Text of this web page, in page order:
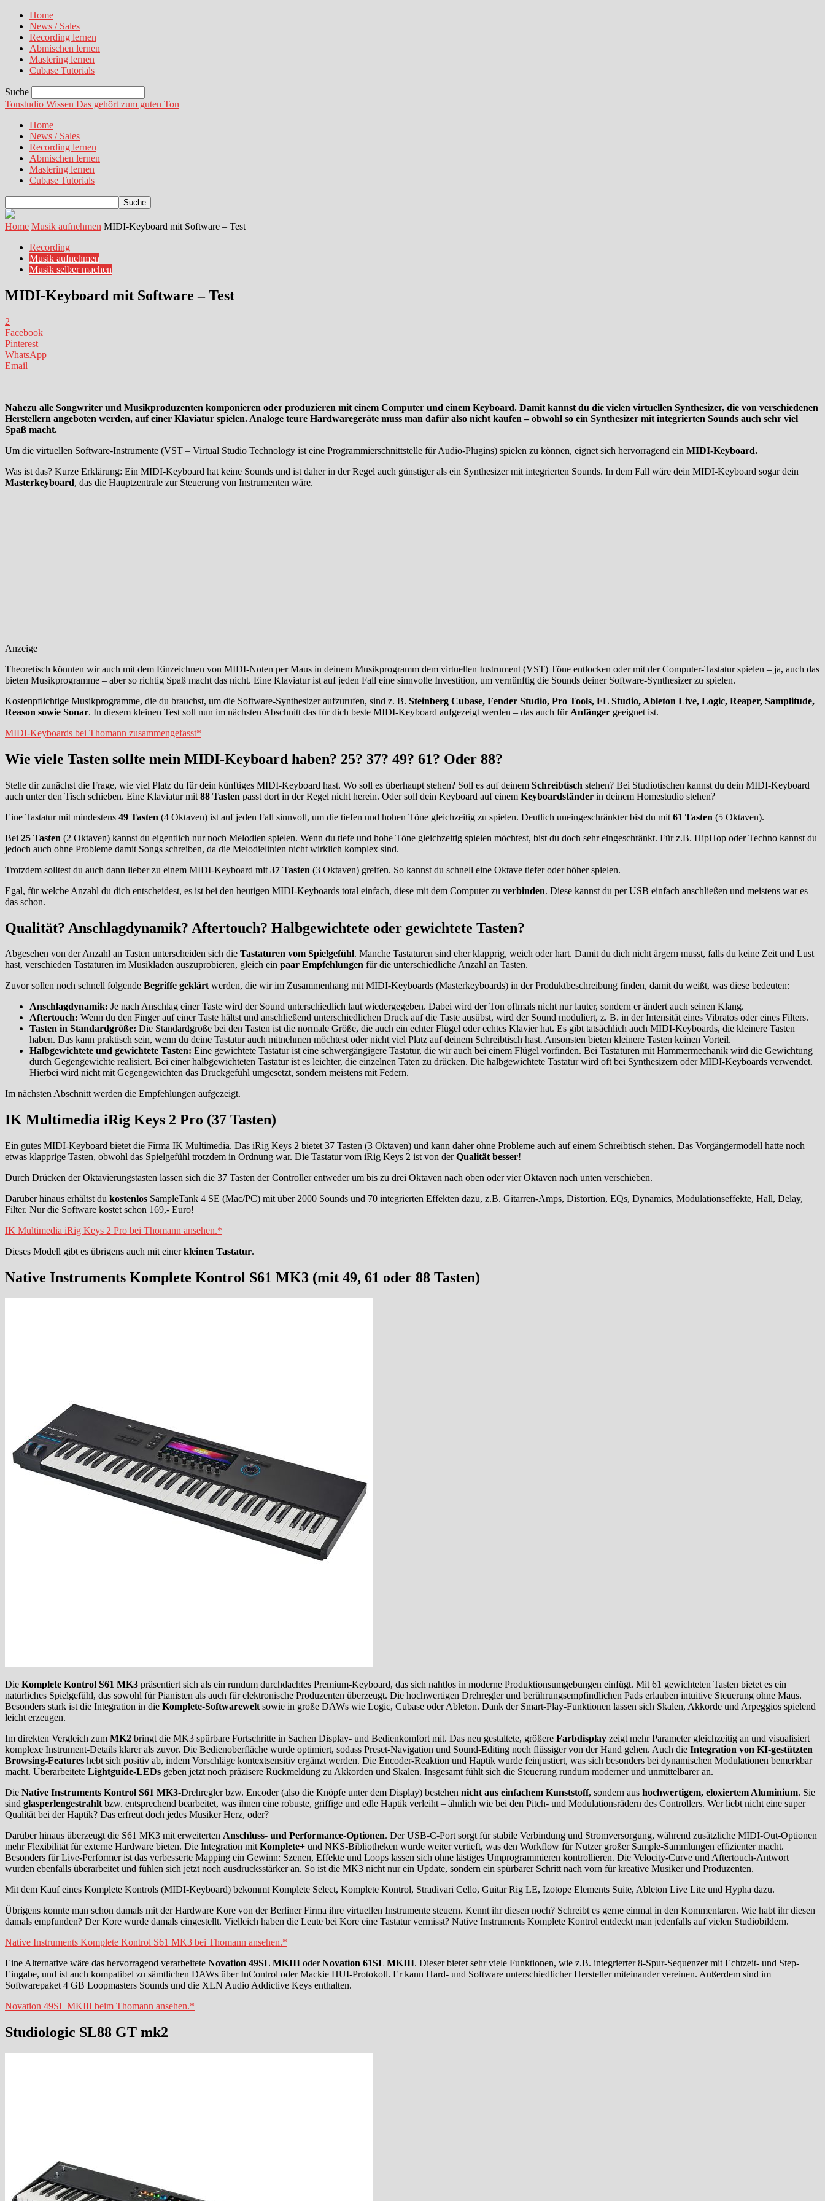
Home
News / Sales
Recording lernen
Abmischen lernen
Mastering lernen
Cubase Tutorials
Suche
Tonstudio Wissen Das gehört zum guten Ton
Home
News / Sales
Recording lernen
Abmischen lernen
Mastering lernen
Cubase Tutorials
Home Musik aufnehmen MIDI-Keyboard mit Software – Test
Recording
Musik aufnehmen
Musik selber machen
MIDI-Keyboard mit Software – Test
2
Facebook
Pinterest
WhatsApp
Email
Nahezu alle Songwriter und Musikproduzenten komponieren oder produzieren mit einem Computer und einem Keyboard. Damit kannst du die vielen virtuellen Synthesizer, die von verschiedenen
Herstellern angeboten werden, auf einer Klaviatur spielen. Analoge teure Hardwaregeräte muss man dafür also nicht kaufen – obwohl so ein Synthesizer mit integrierten Sounds auch sehr viel
Spaß macht.
Um die virtuellen Software-Instrumente (VST – Virtual Studio Technology ist eine Programmierschnittstelle für Audio-Plugins) spielen zu können, eignet sich hervorragend ein MIDI-Keyboard.
Was ist das? Kurze Erklärung: Ein MIDI-Keyboard hat keine Sounds und ist daher in der Regel auch günstiger als ein Synthesizer mit integrierten Sounds. In dem Fall wäre dein MIDI-Keyboard sogar dein
Masterkeyboard, das die Hauptzentrale zur Steuerung von Instrumenten wäre.
Anzeige
Theoretisch könnten wir auch mit dem Einzeichnen von MIDI-Noten per Maus in deinem Musikprogramm dem virtuellen Instrument (VST) Töne entlocken oder mit der Computer-Tastatur spielen – ja, auch das
bieten Musikprogramme – aber so richtig Spaß macht das nicht. Eine Klaviatur ist auf jeden Fall eine sinnvolle Investition, um vernünftig die Sounds deiner Software-Synthesizer zu spielen.
Kostenpflichtige Musikprogramme, die du brauchst, um die Software-Synthesizer aufzurufen, sind z. B. Steinberg Cubase, Fender Studio, Pro Tools, FL Studio, Ableton Live, Logic, Reaper, Samplitude,
Reason sowie Sonar. In diesem kleinen Test soll nun im nächsten Abschnitt das für dich beste MIDI-Keyboard aufgezeigt werden – das auch für Anfänger geeignet ist.
MIDI-Keyboards bei Thomann zusammengefasst*
Wie viele Tasten sollte mein MIDI-Keyboard haben? 25? 37? 49? 61? Oder 88?
Stelle dir zunächst die Frage, wie viel Platz du für dein künftiges MIDI-Keyboard hast. Wo soll es überhaupt stehen? Soll es auf deinem Schreibtisch stehen? Bei Studiotischen kannst du dein MIDI-Keyboard
auch unter den Tisch schieben. Eine Klaviatur mit 88 Tasten passt dort in der Regel nicht herein. Oder soll dein Keyboard auf einem Keyboardständer in deinem Homestudio stehen?
Eine Tastatur mit mindestens 49 Tasten (4 Oktaven) ist auf jeden Fall sinnvoll, um die tiefen und hohen Töne gleichzeitig zu spielen. Deutlich uneingeschränkter bist du mit 61 Tasten (5 Oktaven).
Bei 25 Tasten (2 Oktaven) kannst du eigentlich nur noch Melodien spielen. Wenn du tiefe und hohe Töne gleichzeitig spielen möchtest, bist du doch sehr eingeschränkt. Für z.B. HipHop oder Techno kannst du
jedoch auch ohne Probleme damit Songs schreiben, da die Melodielinien nicht wirklich komplex sind.
Trotzdem solltest du auch dann lieber zu einem MIDI-Keyboard mit 37 Tasten (3 Oktaven) greifen. So kannst du schnell eine Oktave tiefer oder höher spielen.
Egal, für welche Anzahl du dich entscheidest, es ist bei den heutigen MIDI-Keyboards total einfach, diese mit dem Computer zu verbinden. Diese kannst du per USB einfach anschließen und meistens war es
das schon.
Qualität? Anschlagdynamik? Aftertouch? Halbgewichtete oder gewichtete Tasten?
Abgesehen von der Anzahl an Tasten unterscheiden sich die Tastaturen vom Spielgefühl. Manche Tastaturen sind eher klapprig, weich oder hart. Damit du dich nicht ärgern musst, falls du keine Zeit und Lust
hast, verschieden Tastaturen im Musikladen auszuprobieren, gleich ein paar Empfehlungen für die unterschiedliche Anzahl an Tasten.
Zuvor sollen noch schnell folgende Begriffe geklärtwerden, die wir im Zusammenhang mit MIDI-Keyboards (Masterkeyboards) in der Produktbeschreibung finden, damit du weißt, was diese bedeuten:
Anschlagdynamik: Je nach Anschlag einer Taste wird der Sound unterschiedlich laut wiedergegeben. Dabei wird der Ton oftmals nicht nur lauter, sondern er ändert auch seinen Klang.
Aftertouch: Wenn du den Finger auf einer Taste hältst und anschließend unterschiedlichen Druck auf die Taste ausübst, wird der Sound moduliert, z. B. in der Intensität eines Vibratos oder eines Filters.
Tasten in Standardgröße: Die Standardgröße bei den Tasten ist die normale Größe, die auch ein echter Flügel oder echtes Klavier hat. Es gibt tatsächlich auch MIDI-Keyboards, die kleinere Tasten
haben. Das kann praktisch sein, wenn du deine Tastatur auch mitnehmen möchtest oder nicht viel Platz auf deinem Schreibtisch hast. Ansonsten bieten kleinere Tasten keinen Vorteil.
Halbgewichtete und gewichtete Tasten: Eine gewichtete Tastatur ist eine schwergängigere Tastatur, die wir auch bei einem Flügel vorfinden. Bei Tastaturen mit Hammermechanik wird die Gewichtung
durch Gegengewichte realisiert. Bei einer halbgewichteten Tastatur ist es leichter, die einzelnen Taten zu drücken. Die halbgewichtete Tastatur wird oft bei Synthesizern oder MIDI-Keyboards verwendet.
Hierbei wird nicht mit Gegengewichten das Druckgefühl umgesetzt, sondern meistens mit Federn.
Im nächsten Abschnitt werden die Empfehlungen aufgezeigt.
IK Multimedia iRig Keys 2 Pro (37 Tasten)
Ein gutes MIDI-Keyboard bietet die Firma IK Multimedia. Das iRig Keys 2 bietet 37 Tasten (3 Oktaven) und kann daher ohne Probleme auch auf einem Schreibtisch stehen. Das Vorgängermodell hatte noch
etwas klapprige Tasten, obwohl das Spielgefühl trotzdem in Ordnung war. Die Tastatur vom iRig Keys 2 ist von derQualität besser!
Durch Drücken der Oktavierungstasten lassen sich die 37 Tasten der Controller entweder um bis zu drei Oktaven nach oben oder vier Oktaven nach unten verschieben.
Darüber hinaus erhältst du kostenlos SampleTank 4 SE (Mac/PC) mit über 2000 Sounds und 70 integrierten Effekten dazu, z.B. Gitarren-Amps, Distortion, EQs, Dynamics, Modulationseffekte, Hall, Delay,
Filter. Nur die Software kostet schon 169,- Euro!
IK Multimedia iRig Keys 2 Pro bei Thomann ansehen.*
Dieses Modell gibt es übrigens auch mit einerkleinen Tastatur.
Native Instruments Komplete Kontrol S61 MK3 (mit 49, 61 oder 88 Tasten)
Die Komplete Kontrol S61 MK3 präsentiert sich als ein rundum durchdachtes Premium-Keyboard, das sich nahtlos in moderne Produktionsumgebungen einfügt. Mit 61 gewichteten Tasten bietet es ein
natürliches Spielgefühl, das sowohl für Pianisten als auch für elektronische Produzenten überzeugt. Die hochwertigen Drehregler und berührungsempfindlichen Pads erlauben intuitive Steuerung ohne Maus.
Besonders stark ist die Integration in die Komplete-Softwarewelt sowie in große DAWs wie Logic, Cubase oder Ableton. Dank der Smart-Play-Funktionen lassen sich Skalen, Akkorde und Arpeggios spielend
leicht erzeugen.
Im direkten Vergleich zum MK2 bringt die MK3 spürbare Fortschritte in Sachen Display- und Bedienkomfort mit. Das neu gestaltete, größere Farbdisplay zeigt mehr Parameter gleichzeitig an und visualisiert
komplexe Instrument-Details klarer als zuvor. Die Bedienoberfläche wurde optimiert, sodass Preset-Navigation und Sound-Editing noch flüssiger von der Hand gehen. Auch die Integration von KI-gestützten
Browsing-Features hebt sich positiv ab, indem Vorschläge kontextsensitiv ergänzt werden. Die Encoder-Reaktion und Haptik wurde feinjustiert, was sich besonders bei dynamischen Modulationen bemerkbar
macht. Überarbeitete Lightguide-LEDs geben jetzt noch präzisere Rückmeldung zu Akkorden und Skalen. Insgesamt fühlt sich die Steuerung rundum moderner und unmittelbarer an.
Die Native Instruments Kontrol S61 MK3-Drehregler bzw. Encoder (also die Knöpfe unter dem Display) bestehen nicht aus einfachem Kunststoff, sondern aus hochwertigem, eloxiertem Aluminium. Sie
sind glasperlengestrahlt bzw. entsprechend bearbeitet, was ihnen eine robuste, griffige und edle Haptik verleiht – ähnlich wie bei den Pitch- und Modulationsrädern des Controllers. Wer liebt nicht eine super
Qualität bei der Haptik? Das erfreut doch jedes Musiker Herz, oder?
Darüber hinaus überzeugt die S61 MK3 mit erweiterten Anschluss- und Performance-Optionen. Der USB-C-Port sorgt für stabile Verbindung und Stromversorgung, während zusätzliche MIDI-Out-Optionen
mehr Flexibilität für externe Hardware bieten. Die Integration mit Komplete+ und NKS-Bibliotheken wurde weiter vertieft, was den Workflow für Nutzer großer Sample-Sammlungen effizienter macht.
Besonders für Live-Performer ist das verbesserte Mapping ein Gewinn: Szenen, Effekte und Loops lassen sich ohne lästiges Umprogrammieren kontrollieren. Die Velocity-Curve und Aftertouch-Antwort
wurden ebenfalls überarbeitet und fühlen sich jetzt noch ausdrucksstärker an. So ist die MK3 nicht nur ein Update, sondern ein spürbarer Schritt nach vorn für kreative Musiker und Produzenten.
Mit dem Kauf eines Komplete Kontrols (MIDI-Keyboard) bekommt Komplete Select, Komplete Kontrol, Stradivari Cello, Guitar Rig LE, Izotope Elements Suite, Ableton Live Lite und Hypha dazu.
Übrigens konnte man schon damals mit der Hardware Kore von der Berliner Firma ihre virtuellen Instrumente steuern. Kennt ihr diesen noch? Schreibt es gerne einmal in den Kommentaren. Wie habt ihr diesen
damals empfunden? Der Kore wurde damals eingestellt. Vielleich haben die Leute bei Kore eine Tastatur vermisst? Native Instruments Komplete Kontrol entdeckt man jedenfalls auf vielen Studiobildern.
Native Instruments Komplete Kontrol S61 MK3 bei Thomann ansehen.*
Eine Alternative wäre das hervorragend verarbeitete Novation 49SL MKIII oderNovation 61SL MKIII. Dieser bietet sehr viele Funktionen, wie z.B. integrierter 8-Spur-Sequenzer mit Echtzeit- und Step-
Eingabe, und ist auch kompatibel zu sämtlichen DAWs über InControl oder Mackie HUI-Protokoll. Er kann Hard- und Software unterschiedlicher Hersteller miteinander vereinen. Außerdem sind im
Softwarepaket 4 GB Loopmasters Sounds und die XLN Audio Addictive Keys enthalten.
Novation 49SL MKIII beim Thomann ansehen.*
Studiologic SL88 GT mk2